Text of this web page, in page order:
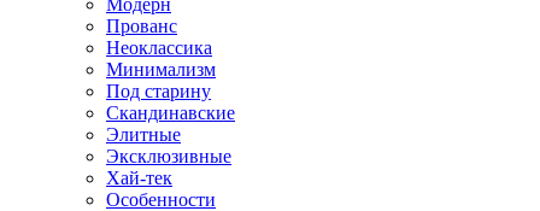
Модерн
Прованс
Неоклассика
Минимализм
Под старину
Скандинавские
Элитные
Эксклюзивные
Хай-тек
Особенности